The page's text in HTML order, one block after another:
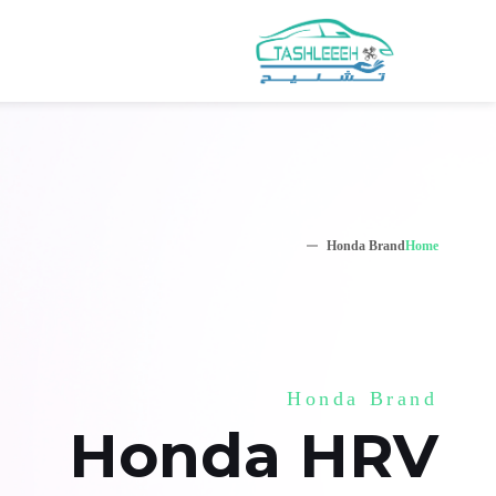
Home
Honda Brand
Honda Brand
Honda HRV